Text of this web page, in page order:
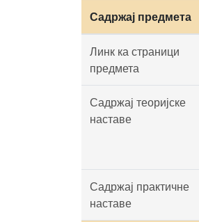
Садржај предмета
Линк ка страници
предмета
Садржај теоријске
наставе
Садржај практичне
наставе